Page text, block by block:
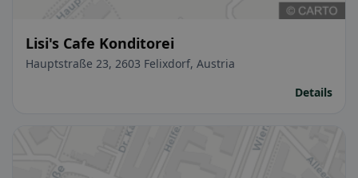
Lisi's Cafe Konditorei
Hauptstraße 23, 2603 Felixdorf, Austria
Details